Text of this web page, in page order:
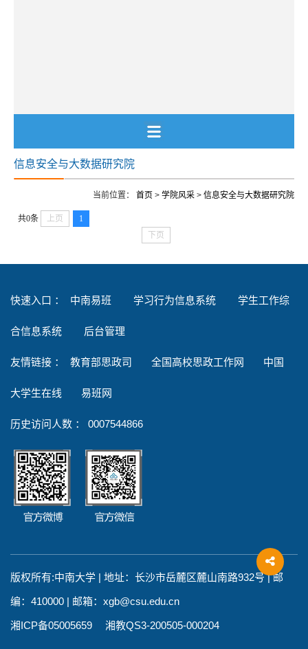
信息安全与大数据研究院
当前位置： 首页 > 学院风采 > 信息安全与大数据研究院
共0条 上页
1
下页
快速入口 ： 中南易班 学习行为信息系统 学生工作综
合信息系统 后台管理
友情链接 ： 教育部思政司 全国高校思政工作网 中国
大学生在线 易班网
历史访问人数 ： 0007544866
版权所有:中南大学 | 地址：长沙市岳麓区麓山南路932号 | 邮
编：410000 | 邮箱：xgb@csu.edu.cn
湘ICP备05005659 湘教QS3-200505-000204